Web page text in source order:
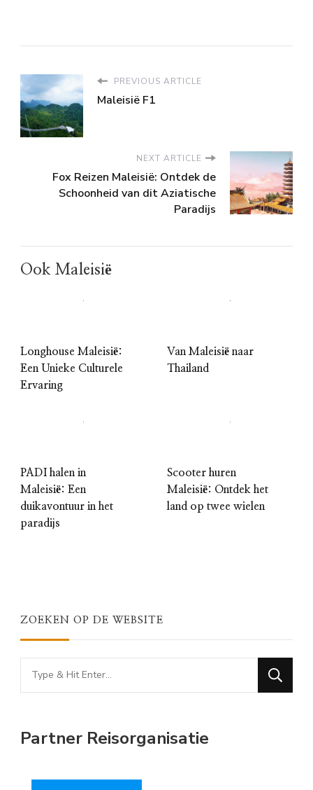
PREVIOUS ARTICLE
Maleisië F1
NEXT ARTICLE
Fox Reizen Maleisië: Ontdek de
Schoonheid van dit Aziatische
Paradijs
Ook Maleisië
Longhouse Maleisië:
Een Unieke Culturele
Ervaring
Van Maleisië naar
Thailand
PADI halen in
Maleisië: Een
duikavontuur in het
paradijs
Scooter huren
Maleisië: Ontdek het
land op twee wielen
ZOEKEN OP DE WEBSITE
Looking
for
Partner Reisorganisatie